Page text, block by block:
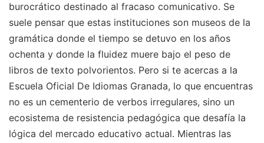
burocrático destinado al fracaso comunicativo. Se
suele pensar que estas instituciones son museos de la
gramática donde el tiempo se detuvo en los años
ochenta y donde la fluidez muere bajo el peso de
libros de texto polvorientos. Pero si te acercas a la
Escuela Oficial De Idiomas Granada, lo que encuentras
no es un cementerio de verbos irregulares, sino un
ecosistema de resistencia pedagógica que desafía la
lógica del mercado educativo actual. Mientras las